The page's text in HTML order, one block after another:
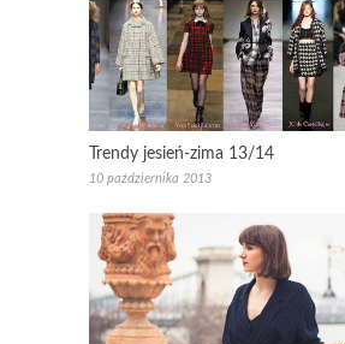
Trendy jesień-zima 13/14
10 października 2013